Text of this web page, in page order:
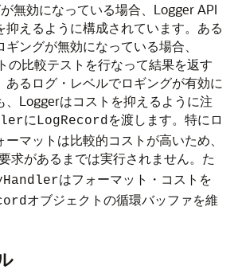
無効になっている場合、Logger API
抑えるように構成されています。ある
ギングが無効になっている場合、
の比較テストを行なって結果を返す
あるログ・レベルでロギングが有効に
、Loggerはコストを抑えるように注
にLogRecordを渡します。特にロ
マットは比較的コストが高いため、
求があるまでは実行されません。た
はフォーマット・コストを
オブジェクトの循環バッファを維